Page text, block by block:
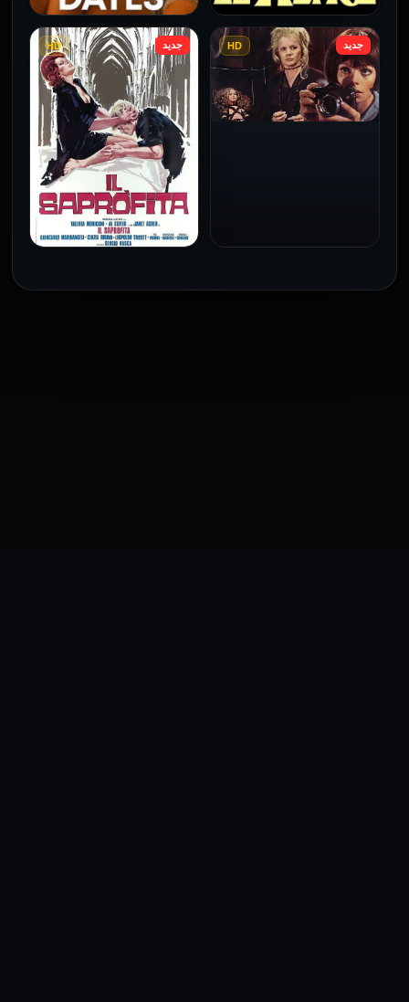
فيلم Le altre مترجم للكبار
فقط
2026
فيلم 4 First Dates مترجم
للكبار فقط
2026
جديد HD جديد HD
فيلم The Profiteer مترجم